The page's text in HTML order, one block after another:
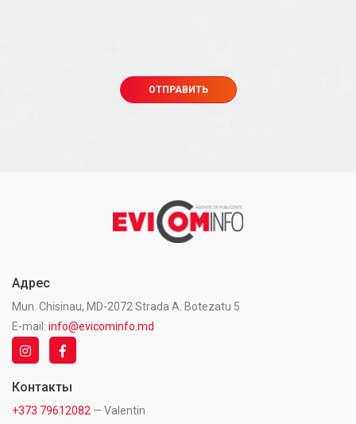
Адрес
Mun. Chisinau, MD-2072 Strada A. Botezatu 5
E-mail: info@evicominfo.md
Контакты
+373 79612082 — Valentin